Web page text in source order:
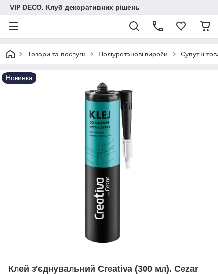
VIP DECO. Клуб декоративних рішень
Товари та послуги Поліуретанові вироби Супутні
Новинка
Клей з'єднувальний Creativa (300 мл). Cezar